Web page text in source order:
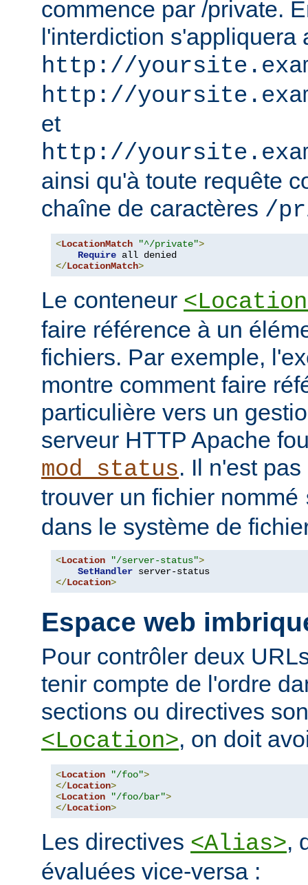
commence par /private.
l'interdiction s'appliquera
http://
http://
et
http://
ainsi qu'à toute requête
chaîne de caractères /
<LocationMatch "^/private">
Require
</LocationMatch>
Le conteneur
faire référence à un
fichiers. Par exemple,
montre comment faire
particulière vers un
serveur HTTP Apache
mod_status. Il n'est
trouver un fichier nommé
dans le système de
<Location "/server-status">
SetHandler
</Location>
Espace web
Pour contrôler deux
tenir compte de l'ordre
sections ou directives
<Location>, on doit
<Location "/foo">
</Location>
<Location "/foo/bar">
</Location>
Les directives <Alias>,
évaluées vice-versa :